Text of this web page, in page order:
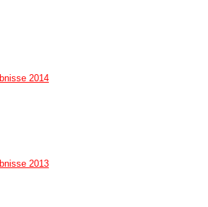
2014
2013